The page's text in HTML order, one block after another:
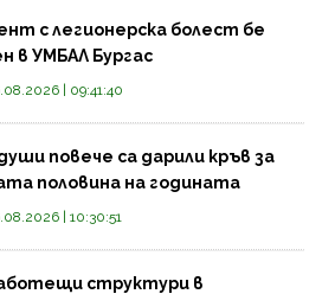
с легионерска болест бе
в УМБАЛ Бургас
| 09:41:40
повече са дарили кръв за
половина на годината
| 10:30:51
структури в